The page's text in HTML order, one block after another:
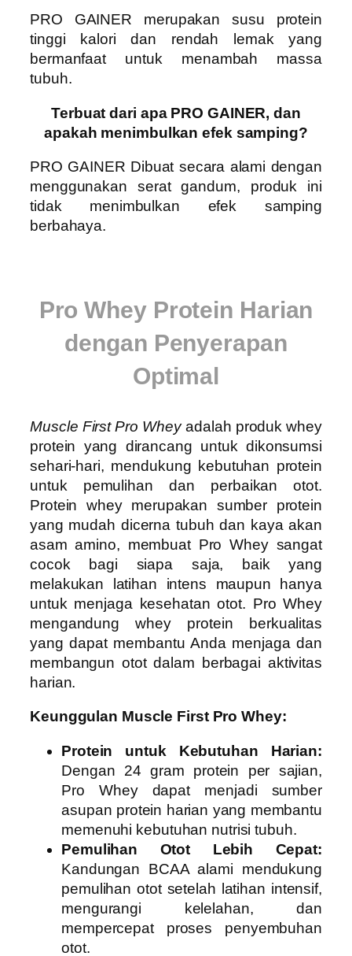
PRO GAINER merupakan susu protein
tinggi kalori dan rendah lemak yang
bermanfaat untuk menambah massa
tubuh.
Terbuat dari apa PRO GAINER, dan
apakah menimbulkan efek samping?
PRO GAINER Dibuat secara alami dengan
menggunakan serat gandum, produk ini
tidak menimbulkan efek samping
berbahaya.
Pro Whey Protein Harian
dengan Penyerapan
Optimal
Muscle First Pro Wheyadalah produk whey
protein yang dirancang untuk dikonsumsi
sehari-hari, mendukung kebutuhan protein
untuk pemulihan dan perbaikan otot.
Protein whey merupakan sumber protein
yang mudah dicerna tubuh dan kaya akan
asam amino, membuat Pro Whey sangat
cocok bagi siapa saja, baik yang
melakukan latihan intens maupun hanya
untuk menjaga kesehatan otot. Pro Whey
mengandung whey protein berkualitas
yang dapat membantu Anda menjaga dan
membangun otot dalam berbagai aktivitas
harian.
Keunggulan Muscle First Pro Whey:
Protein untuk Kebutuhan Harian:
Dengan 24 gram protein per sajian,
Pro Whey dapat menjadi sumber
asupan protein harian yang membantu
memenuhi kebutuhan nutrisi tubuh.
Pemulihan Otot Lebih Cepat:
Kandungan BCAA alami mendukung
pemulihan otot setelah latihan intensif,
mengurangi kelelahan, dan
mempercepat proses penyembuhan
otot.